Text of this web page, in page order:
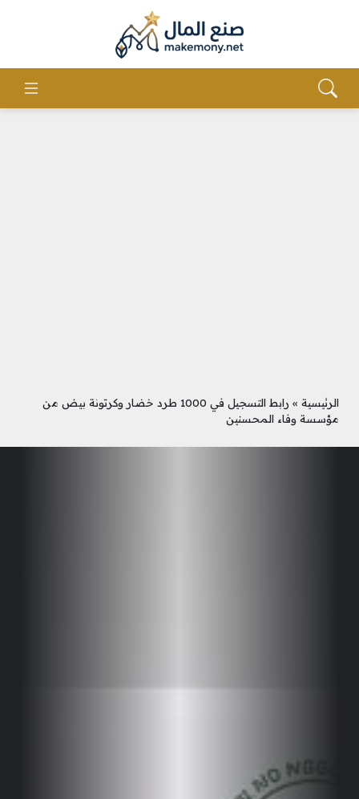
الرئيسية »
رابط التسجيل في 1000 طرد خضار وكرتونة بيض من
مؤسسة وفاء المحسنين